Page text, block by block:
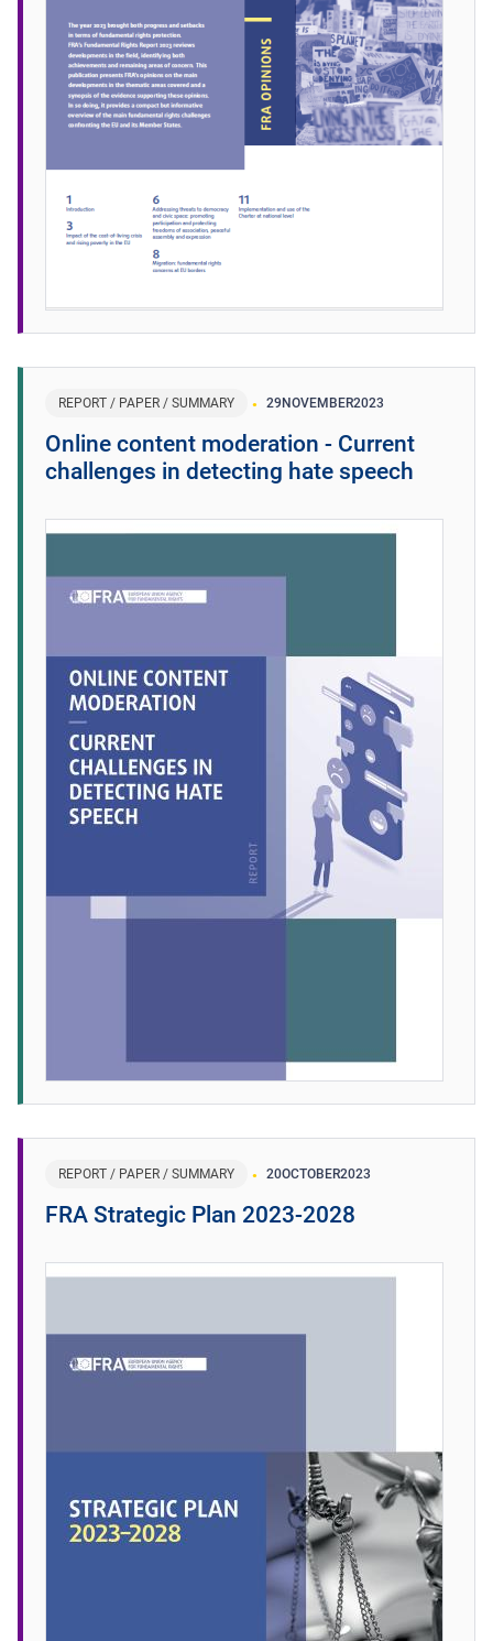
REPORT / PAPER / SUMMARY 29NOVEMBER2023
Online content moderation - Current
challenges in detecting hate speech
REPORT / PAPER / SUMMARY 20OCTOBER2023
FRA Strategic Plan 2023-2028